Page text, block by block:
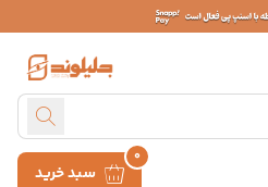
سبد خرید
0